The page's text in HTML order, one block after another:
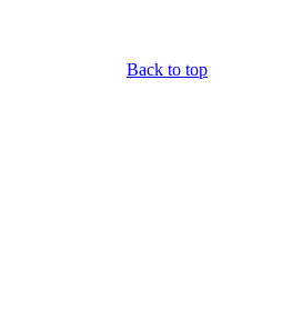
Back to top